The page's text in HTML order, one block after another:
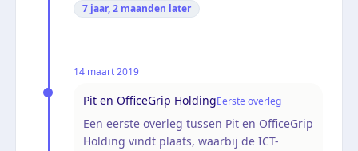
7 jaar, 2 maanden later
14 maart 2019
Pit en OfficeGrip HoldingEerste overleg
Een eerste overleg tussen Pit en OfficeGrip
Holding vindt plaats, waarbij de ICT-